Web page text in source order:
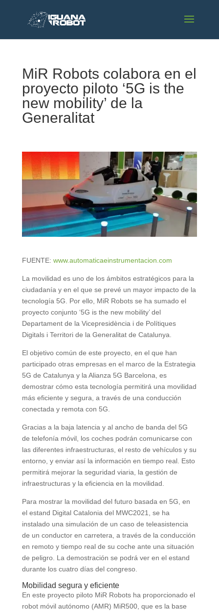
MiR Robots colabora en el
proyecto piloto ‘5G is the
new mobility’ de la
Generalitat
FUENTE: www.automaticaeinstrumentacion.com
La movilidad es uno de los ámbitos estratégicos para la
ciudadanía y en el que se prevé un mayor impacto de la
tecnología 5G. Por ello, MiR Robots se ha sumado el
proyecto conjunto ‘5G is the new mobility’ del
Departament de la Vicepresidència i de Polítiques
Digitals i Territori de la Generalitat de Catalunya.
El objetivo común de este proyecto, en el que han
participado otras empresas en el marco de la Estrategia
5G de Catalunya y la Alianza 5G Barcelona, es
demostrar cómo esta tecnología permitirá una movilidad
más eficiente y segura, a través de una conducción
conectada y remota con 5G.
Gracias a la baja latencia y al ancho de banda del 5G
de telefonía móvil, los coches podrán comunicarse con
las diferentes infraestructuras, el resto de vehículos y su
entorno, y enviar así la información en tiempo real. Esto
permitirá mejorar la seguridad viaria, la gestión de
infraestructuras y la eficiencia en la movilidad.
Para mostrar la movilidad del futuro basada en 5G, en
el estand Digital Catalonia del MWC2021, se ha
instalado una simulación de un caso de teleasistencia
de un conductor en carretera, a través de la conducción
en remoto y tiempo real de su coche ante una situación
de peligro. La demostración se podrá ver en el estand
durante los cuatro días del congreso.
Mobilidad segura y eficiente
En este proyecto piloto MiR Robots ha proporcionado el
robot móvil autónomo (AMR) MiR500, que es la base